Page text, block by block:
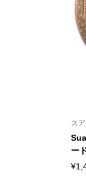
ス
ー